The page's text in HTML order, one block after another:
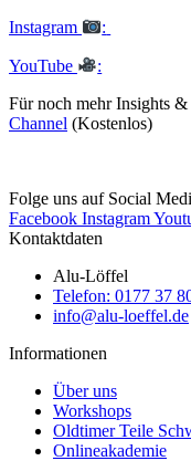
Instagram :
YouTube
:
Für noch mehr Insights
Channel (Kostenlos)
Folge uns auf Social
Facebook Instagram
Kontaktdaten
Alu-Löffel
Telefon: 0177 37
info@alu-loeffel.de
Informationen
Über uns
Workshops
Oldtimer Teile
Onlineakademie